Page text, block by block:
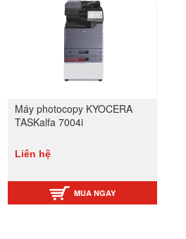
Máy photocopy KYOCERA
TASKalfa 7004i
Liên hệ
MUA NGAY